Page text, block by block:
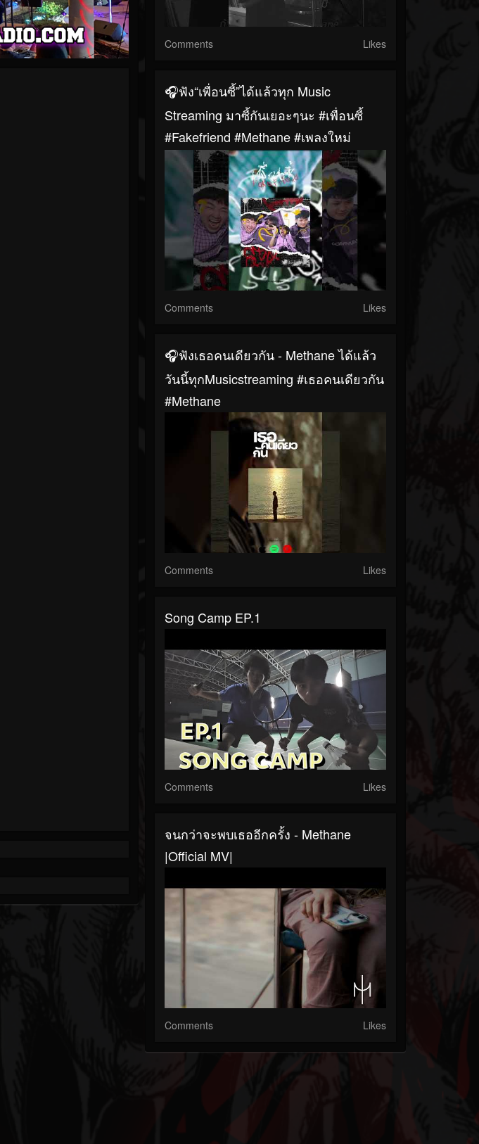
Comments Likes
🎧ฟัง“เพื่อนซี้”ได้แล้วทุก Music
Streaming มาซี้กันเยอะๆนะ #เพื่อนซี้
#fakefriend #methane #เพลงใหม่
Comments Likes
🎧ฟังเธอคนเดียวกัน - Methane ได้แล้ว
วันนี้ทุกMusicstreaming #เธอคนเดียวกัน
#Methane
Comments Likes
Song Camp EP.1
Comments Likes
จนกว่าจะพบเธออีกครั้ง - Methane
|Official MV|
Comments Likes